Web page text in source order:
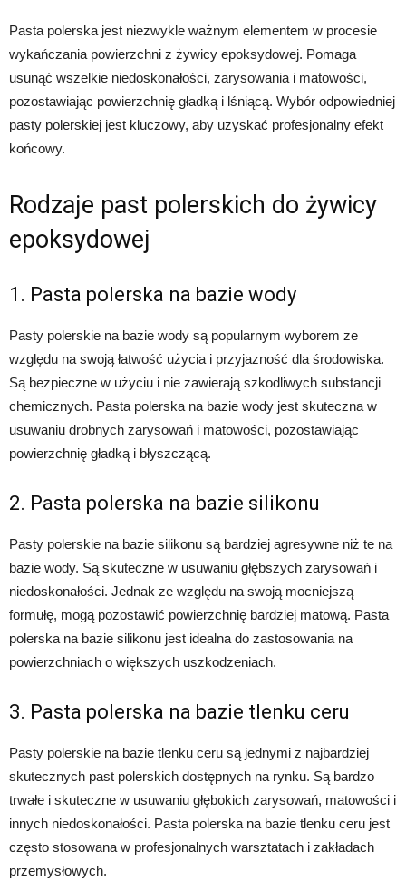
Pasta polerska jest niezwykle ważnym elementem w procesie
wykańczania powierzchni z żywicy epoksydowej. Pomaga
usunąć wszelkie niedoskonałości, zarysowania i matowości,
pozostawiając powierzchnię gładką i lśniącą. Wybór odpowiedniej
pasty polerskiej jest kluczowy, aby uzyskać profesjonalny efekt
końcowy.
Rodzaje past polerskich do żywicy
epoksydowej
1. Pasta polerska na bazie wody
Pasty polerskie na bazie wody są popularnym wyborem ze
względu na swoją łatwość użycia i przyjazność dla środowiska.
Są bezpieczne w użyciu i nie zawierają szkodliwych substancji
chemicznych. Pasta polerska na bazie wody jest skuteczna w
usuwaniu drobnych zarysowań i matowości, pozostawiając
powierzchnię gładką i błyszczącą.
2. Pasta polerska na bazie silikonu
Pasty polerskie na bazie silikonu są bardziej agresywne niż te na
bazie wody. Są skuteczne w usuwaniu głębszych zarysowań i
niedoskonałości. Jednak ze względu na swoją mocniejszą
formułę, mogą pozostawić powierzchnię bardziej matową. Pasta
polerska na bazie silikonu jest idealna do zastosowania na
powierzchniach o większych uszkodzeniach.
3. Pasta polerska na bazie tlenku ceru
Pasty polerskie na bazie tlenku ceru są jednymi z najbardziej
skutecznych past polerskich dostępnych na rynku. Są bardzo
trwałe i skuteczne w usuwaniu głębokich zarysowań, matowości i
innych niedoskonałości. Pasta polerska na bazie tlenku ceru jest
często stosowana w profesjonalnych warsztatach i zakładach
przemysłowych.